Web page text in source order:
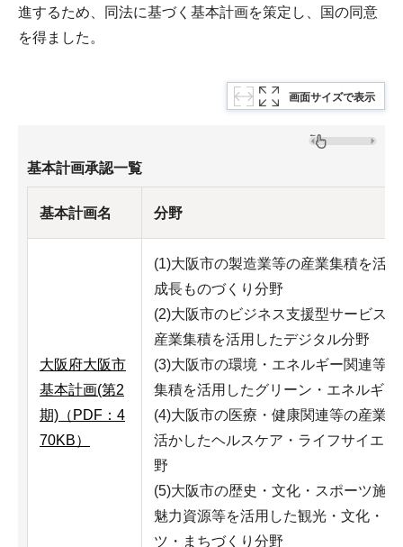
進するため、同法に基づく基本計画を策定し、国の同意
を得ました。
画面サイズで表示
基本計画承認一覧
基本計画名 分野
大阪府大阪市
基本計画(第2
期)（PDF：4
70KB）
(1)大阪市の製造業等の産業集積を活
成長ものづくり分野
(2)大阪市のビジネス支援型サービス
産業集積を活用したデジタル分野
(3)大阪市の環境・エネルギー関連等
集積を活用したグリーン・エネルギー
(4)大阪市の医療・健康関連等の産業
活かしたヘルスケア・ライフサイエン
野
(5)大阪市の歴史・文化・スポーツ施
魅力資源等を活用した観光・文化・ス
ツ・まちづくり分野